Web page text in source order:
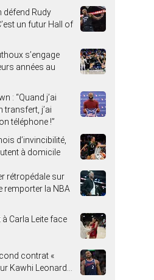
défend Rudy
un futur Hall of
s’engage
années au
: “Quand j’ai
transfert, j’ai
téléphone !”
d’invincibilité,
à domicile
rétropédale sur
remporter la NBA
Carla Leite face
contrat «
Kawhi Leonard…